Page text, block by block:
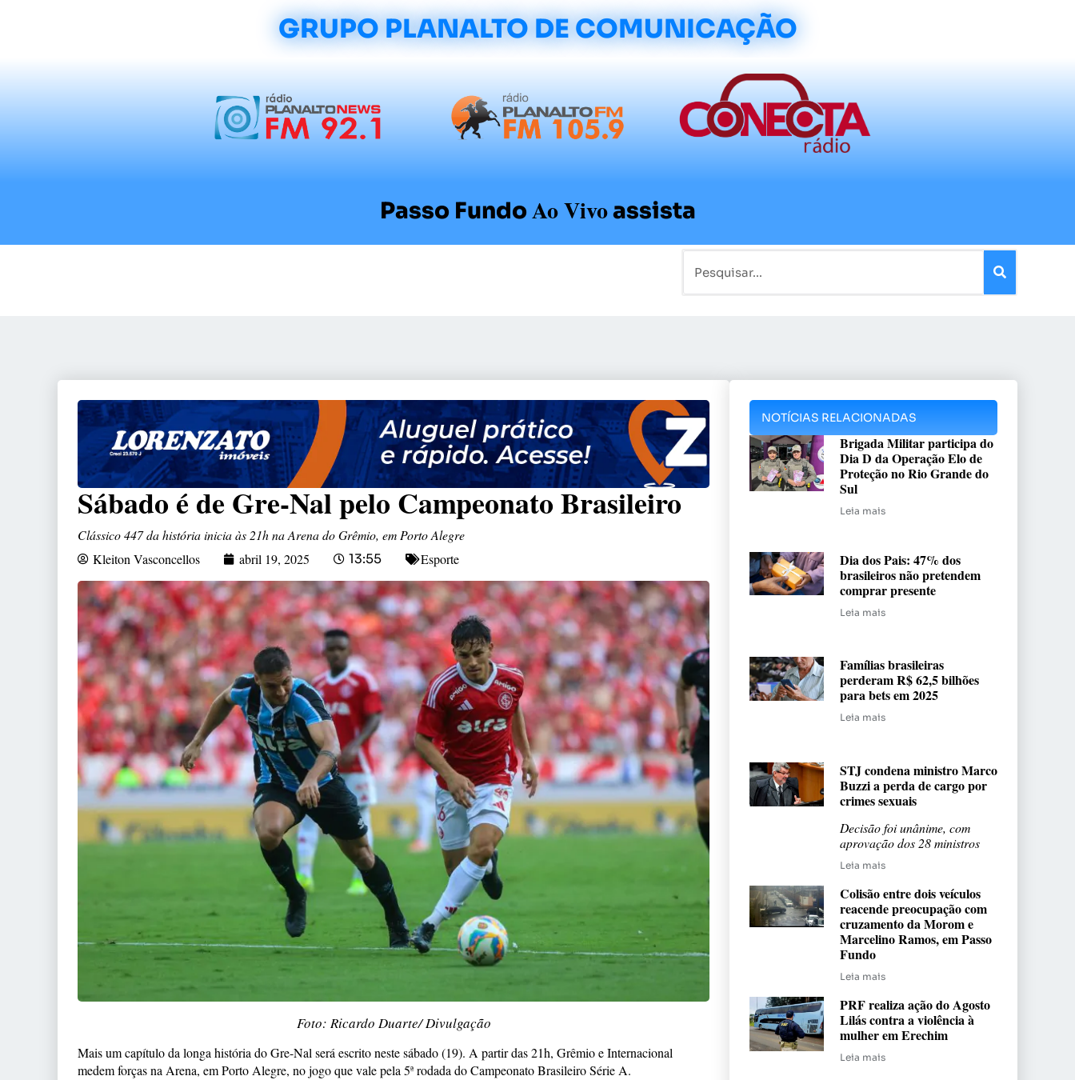
GRUPO PLANALTO DE COMUNICAÇÃO
Passo FundoAo Vivoassista
Sábado é de Gre-Nal pelo Campeonato Brasileiro
Clássico 447 da história inicia às 21h na Arena do Grêmio, em Porto Alegre
Kleiton Vasconcellos
abril 19, 2025 13:55 Esporte
Foto: Ricardo Duarte/ Divulgação
Mais um capítulo da longa história do Gre-Nal será escrito neste sábado (19). A partir das 21h, Grêmio e Internacional
medem forças na Arena, em Porto Alegre, no jogo que vale pela 5ª rodada do Campeonato Brasileiro Série A.
NOTÍCIAS RELACIONADAS
Brigada Militar participa do
Dia D da Operação Elo de
Proteção no Rio Grande do
Sul
Leia mais
Dia dos Pais: 47% dos
brasileiros não pretendem
comprar presente
Leia mais
Famílias brasileiras
perderam R$ 62,5 bilhões
para bets em 2025
Leia mais
STJ condena ministro Marco
Buzzi a perda de cargo por
crimes sexuais
Decisão foi unânime, com
aprovação dos 28 ministros
Leia mais
Colisão entre dois veículos
reacende preocupação com
cruzamento da Morom e
Marcelino Ramos, em Passo
Fundo
Leia mais
PRF realiza ação do Agosto
Lilás contra a violência à
mulher em Erechim
Leia mais